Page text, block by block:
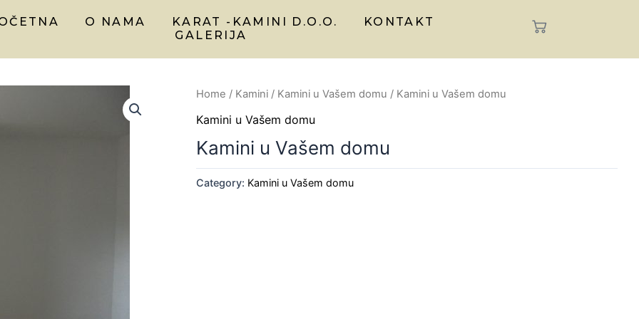
O NAMA KARAT -KAMINI D.O.O.
KONTAKT
GALERIJA
Home / Kamini / Kamini u Vašem domu / Kamini u Vašem domu
Kamini u Vašem domu
Kamini u Vašem domu
Category: Kamini u Vašem domu